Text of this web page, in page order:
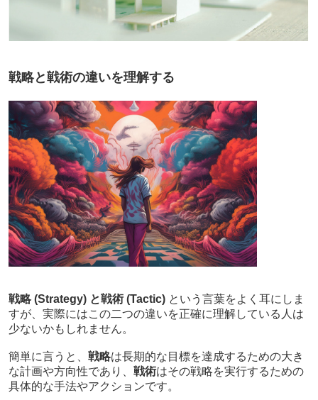
戦略と戦術の違いを理解する
戦略 (Strategy) と戦術 (Tactic)という言葉をよく耳にしま
すが、実際にはこの二つの違いを正確に理解している人は
少ないかもしれません。
簡単に言うと、 戦略は長期的な目標を達成するための大き
な計画や方向性であり、 戦術はその戦略を実行するための
具体的な手法やアクションです。